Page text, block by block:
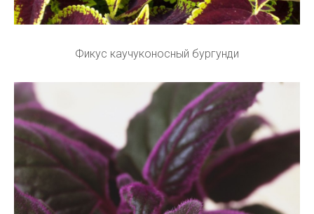
Фикус каучуконосный бургунди